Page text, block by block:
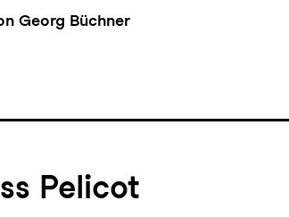
Georg Büchner
Pelicot